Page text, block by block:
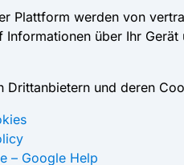
Plattform werden von
über Ihr
Drittanbietern und deren
– Google Help